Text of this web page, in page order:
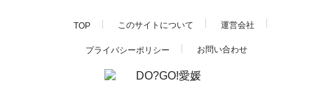
TOP このサイトについて 運営会社
プライバシーポリシー お問い合わせ